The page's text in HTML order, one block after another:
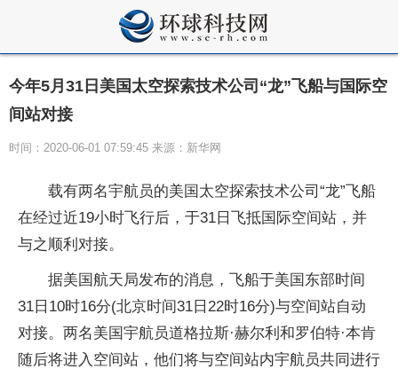
今年5月31日美国太空探索技术公司“龙”飞船与国际空
间站对接
时间：2020-06-01 07:59:45 来源：新华网
载有两名宇航员的美国太空探索技术公司“龙”飞船
在经过近19小时飞行后，于31日飞抵国际空间站，并
与之顺利对接。
据美国航天局发布的消息，飞船于美国东部时间
31日10时16分(北京时间31日22时16分)与空间站自动
对接。两名美国宇航员道格拉斯·赫尔利和罗伯特·本肯
随后将进入空间站，他们将与空间站内宇航员共同进行